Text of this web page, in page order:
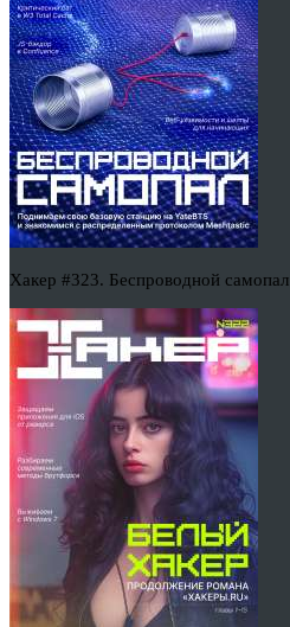
Хакер #323. Беспроводной самопал